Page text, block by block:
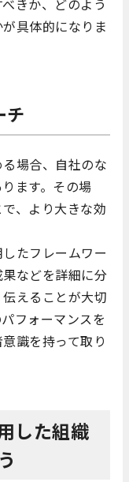
きか、どのよう
具体的になりま
チ
場合、自社のな
ます。その場
、より大きな効
たフレームワー
などを詳細に分
えることが大切
フォーマンスを
識を持って取り
した組織